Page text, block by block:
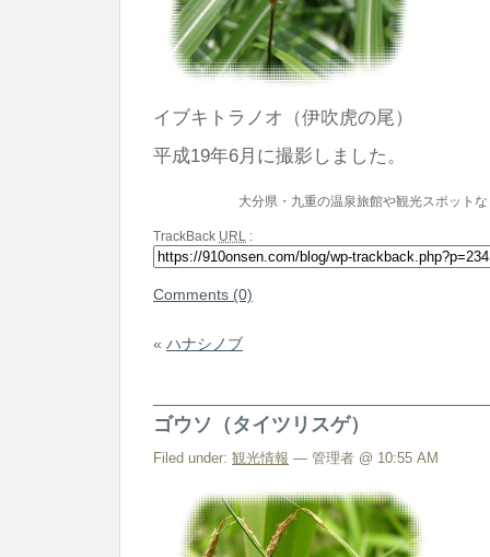
イブキトラノオ（伊吹虎の尾）
平成19年6月に撮影しました。
大分県・九重の温泉旅館や観光スポット
TrackBack URL :
Comments (0)
« ハナシノブ
ゴウソ（タイツリスゲ）
Filed under: 観光情報 — 管理者 @ 10:55 AM